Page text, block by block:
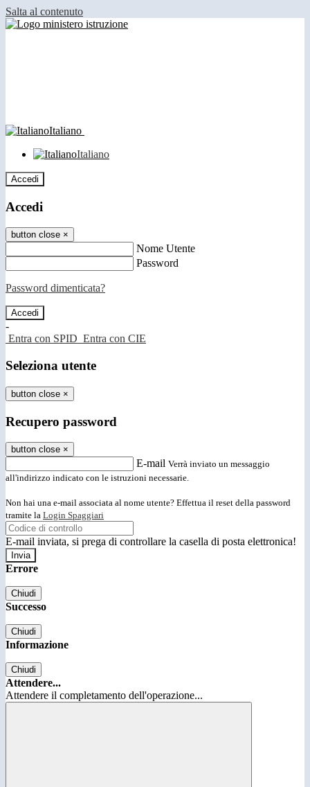
Salta al contenuto
Italiano
Italiano
Accedi
Accedi
button close ×
Nome Utente
Password
Password dimenticata?
-
Entra con SPID Entra con CIE
Seleziona utente
button close ×
Recupero password
button close ×
E-mail Verrà inviato un messaggio
all'indirizzo indicato con le istruzioni necessarie.
Non hai una e-mail associata al nome utente? Effettua il reset della password
tramite la Login Spaggiari
E-mail inviata, si prega di controllare la casella di posta elettronica!
Errore
Chiudi
Successo
Chiudi
Informazione
Chiudi
Attendere...
Attendere il completamento dell'operazione...